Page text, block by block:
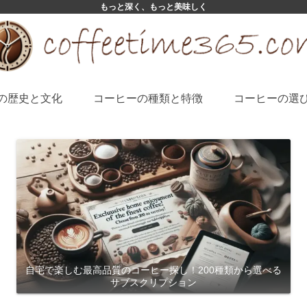
もっと深く、もっと美味しく
歴史と文化 コーヒーの種類と特徴 コーヒーの選
自宅で楽しむ最高品質のコーヒー探し！200種類から選べる
サブスクリプション